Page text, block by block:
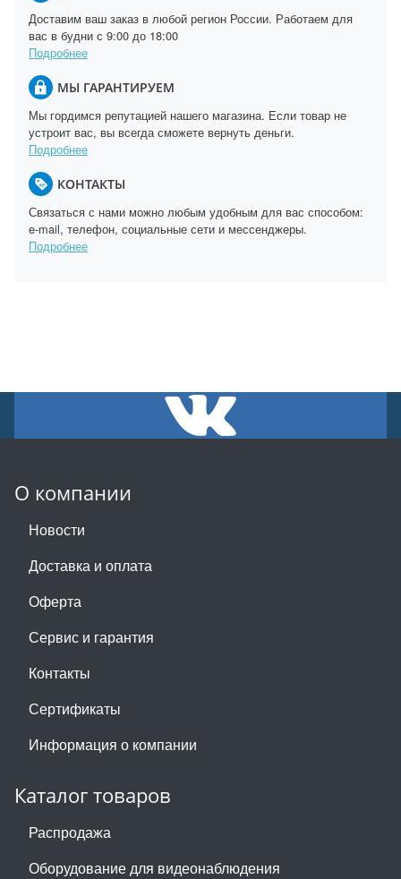
Доставим ваш заказ в любой регион России. Работаем для
вас в будни с 9:00 до 18:00
Подробнее
МЫ ГАРАНТИРУЕМ
Мы гордимся репутацией нашего магазина. Если товар не
устроит вас, вы всегда сможете вернуть деньги.
Подробнее
КОНТАКТЫ
Связаться с нами можно любым удобным для вас способом:
e-mail, телефон, социальные сети и мессенджеры.
Подробнее
О компании
Новости
Доставка и оплата
Оферта
Сервис и гарантия
Контакты
Сертификаты
Информация о компании
Каталог товаров
Распродажа
Оборудование для видеонаблюдения